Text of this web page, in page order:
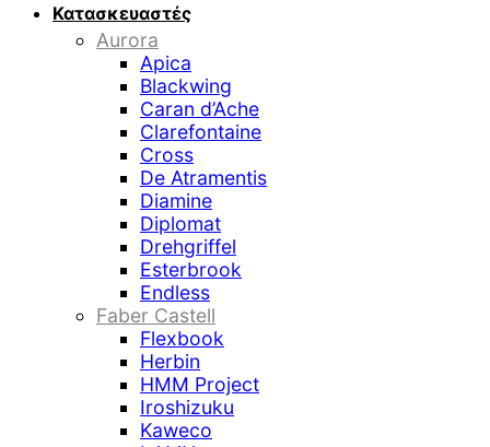
Κατασκευαστές
Aurora
Apica
Blackwing
Caran d’Ache
Clarefontaine
Cross
De Atramentis
Diamine
Diplomat
Drehgriffel
Esterbrook
Endless
Faber Castell
Flexbook
Herbin
HMM Project
Iroshizuku
Kaweco